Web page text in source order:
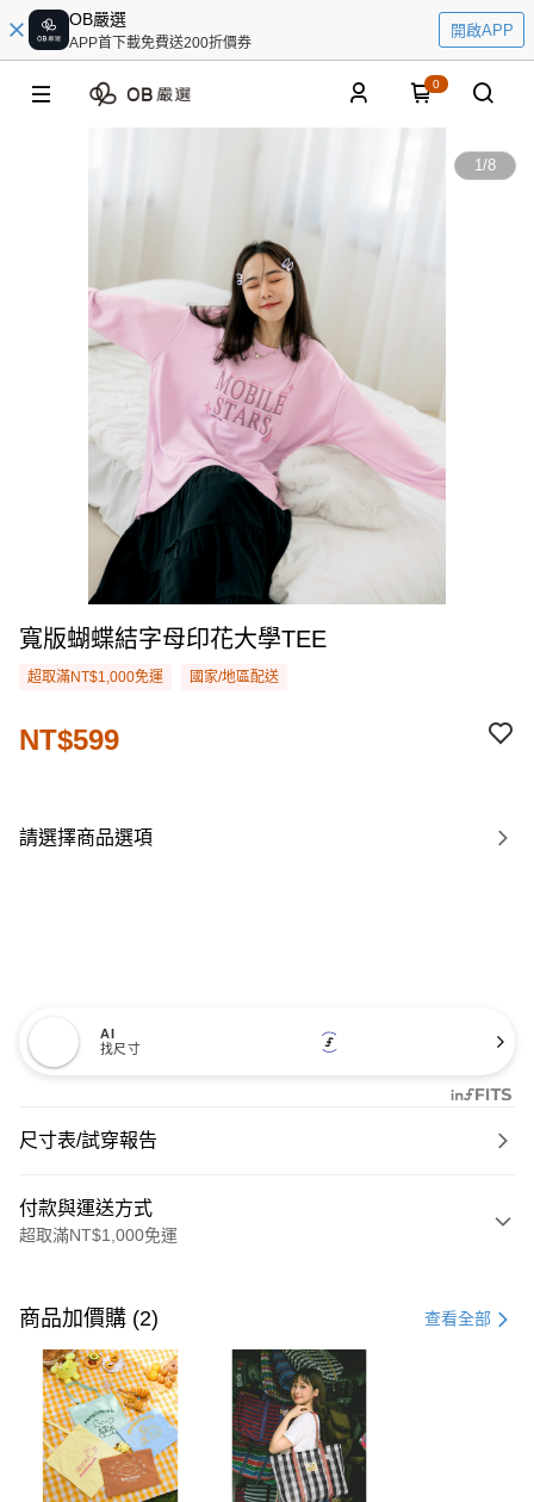
OB嚴選
APP首下載免費送200折價券
開啟APP
0
1/8
寬版蝴蝶結字母印花大學TEE
超取滿NT$1,000免運 國家/地區配送
NT$599
請選擇商品選項
AI
找尺寸
尺寸表/試穿報告
付款與運送方式
超取滿NT$1,000免運
信用卡一次付款
購物金
超商取貨付款
LINE Pay
街口支付
商品加價購 (2) 查看全部